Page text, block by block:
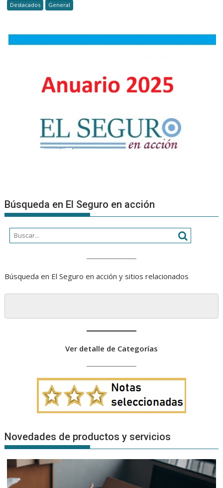
Destacados General
Búsqueda en El Seguro en acción
Búsqueda en El Seguro en acción y sitios relacionados
Ver detalle de Categorías
Novedades de productos y servicios